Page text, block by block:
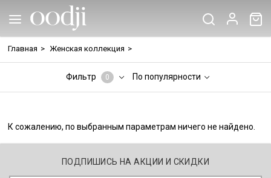
Главная > Женская коллекция >
Фильтр 0 По популярности
К сожалению, по выбранным параметрам ничего не найдено.
ПОДПИШИСЬ НА АКЦИИ И СКИДКИ